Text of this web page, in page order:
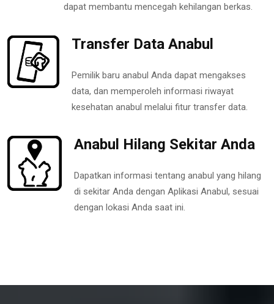
dapat membantu mencegah kehilangan berkas.
Transfer Data Anabul
Pemilik baru anabul Anda dapat mengakses
data, dan memperoleh informasi riwayat
kesehatan anabul melalui fitur transfer data.
Anabul Hilang Sekitar Anda
Dapatkan informasi tentang anabul yang hilang
di sekitar Anda dengan Aplikasi Anabul, sesuai
dengan lokasi Anda saat ini.